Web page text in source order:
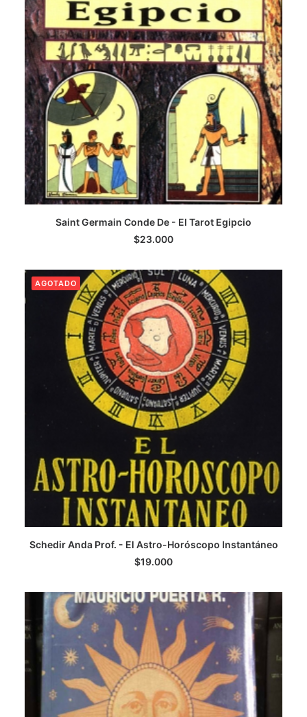
LEER MÁS
Saint Germain Conde De - El Tarot Egipcio
$23.000
AGOTADO
LEER MÁS
Schedir Anda Prof. - El Astro-Horóscopo Instantáneo
$19.000